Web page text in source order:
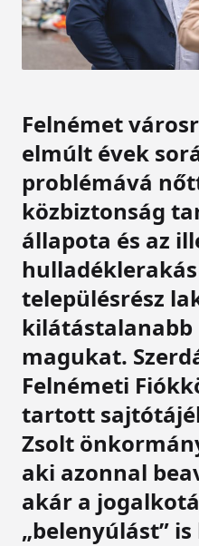
Felnémet
elmúlt évek
problémává
közbiztonság
állapota és az
településrész
kilátástalanabb
magukat.
Felnémeti
tartott
Zsolt
aki azonnal
akár a
„belenyúlást”